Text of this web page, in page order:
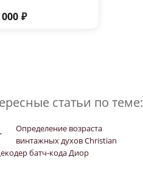
₽
статьи по теме:
Определение возраста
винтажных духов Christian
батч-кода Диор